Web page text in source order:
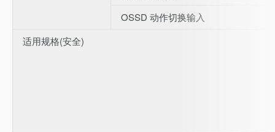
OSSD 动作切换输入
适用规格(安全)